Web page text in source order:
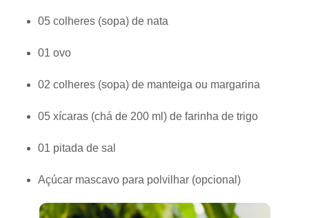
05 colheres (sopa) de nata
01 ovo
02 colheres (sopa) de manteiga ou margarina
05 xícaras (chá de 200 ml) de farinha de trigo
01 pitada de sal
Açúcar mascavo para polvilhar (opcional)